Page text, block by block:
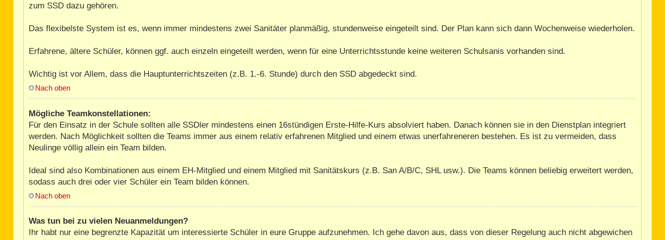
zum SSD dazu gehören.
Das flexibelste System ist es, wenn immer mindestens zwei Sanitäter planmäßig, stundenweise eingeteilt sind. Der Plan kann sich dann Wochenweise wiederholen.
Erfahrene, ältere Schüler, können ggf. auch einzeln eingeteilt werden, wenn für eine Unterrichtsstunde keine weiteren Schulsanis vorhanden sind.
Wichtig ist vor Allem, dass die Hauptunterrichtszeiten (z.B. 1.-6. Stunde) durch den SSD abgedeckt sind.
Nach oben
Mögliche Teamkonstellationen:
Für den Einsatz in der Schule sollten alle SSDler mindestens einen 16stündigen Erste-Hilfe-Kurs absolviert haben. Danach können sie in den Dienstplan integriert
werden. Nach Möglichkeit sollten die Teams immer aus einem relativ erfahrenen Mitglied und einem etwas unerfahreneren bestehen. Es ist zu vermeiden, dass
Neulinge völlig allein ein Team bilden.
Ideal sind also Kombinationen aus einem EH-Mitglied und einem Mitglied mit Sanitätskurs (z.B. San A/B/C, SHL usw.). Die Teams können beliebig erweitert werden,
sodass auch drei oder vier Schüler ein Team bilden können.
Nach oben
Was tun bei zu vielen Neuanmeldungen?
Ihr habt nur eine begrenzte Kapazität um interessierte Schüler in eure Gruppe aufzunehmen. Ich gehe davon aus, dass von dieser Regelung auch nicht abgewichen